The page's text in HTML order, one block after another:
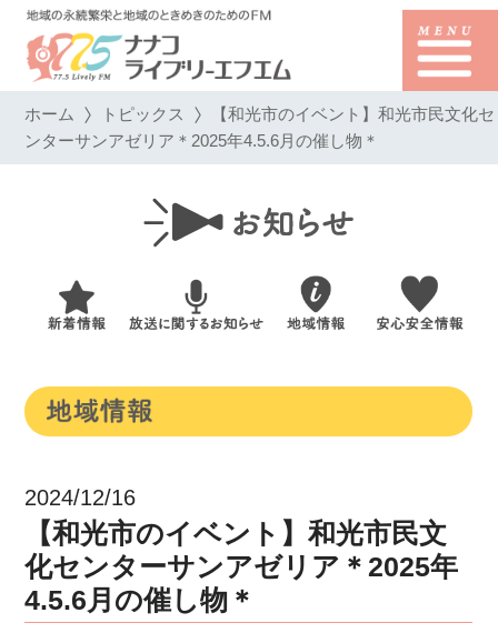
ホーム トピックス 【和光市のイベント】和光市民文化セ
ンターサンアゼリア＊2025年4.5.6月の催し物＊
2024/12/16
【和光市のイベント】和光市民文
化センターサンアゼリア＊2025年
4.5.6月の催し物＊